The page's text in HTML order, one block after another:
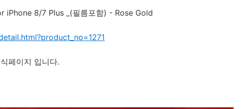
8/7 Plus _(필름포함) - Rose Gold
페이지 입니다.